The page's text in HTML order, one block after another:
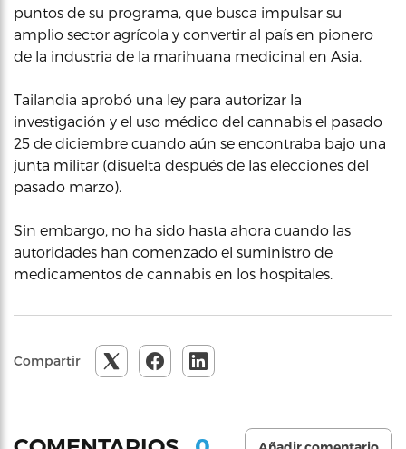
puntos de su programa, que busca impulsar su
amplio sector agrícola y convertir al país en pionero
de la industria de la marihuana medicinal en Asia.
Tailandia aprobó una ley para autorizar la
investigación y el uso médico del cannabis el pasado
25 de diciembre cuando aún se encontraba bajo una
junta militar (disuelta después de las elecciones del
pasado marzo).
Sin embargo, no ha sido hasta ahora cuando las
autoridades han comenzado el suministro de
medicamentos de cannabis en los hospitales.
Compartir